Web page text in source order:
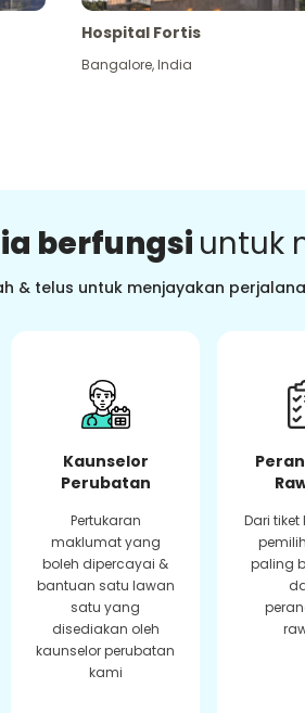
Hospital Fortis
Bangalore,India
berfungsi untuk
& telus untuk menjayakan
Kaunselor
Perubatan
Pertukaran
maklumat yang
boleh dipercayai &
bantuan satu lawan
satu yang
disediakan oleh
kaunselor perubatan
kami
Dari
paling